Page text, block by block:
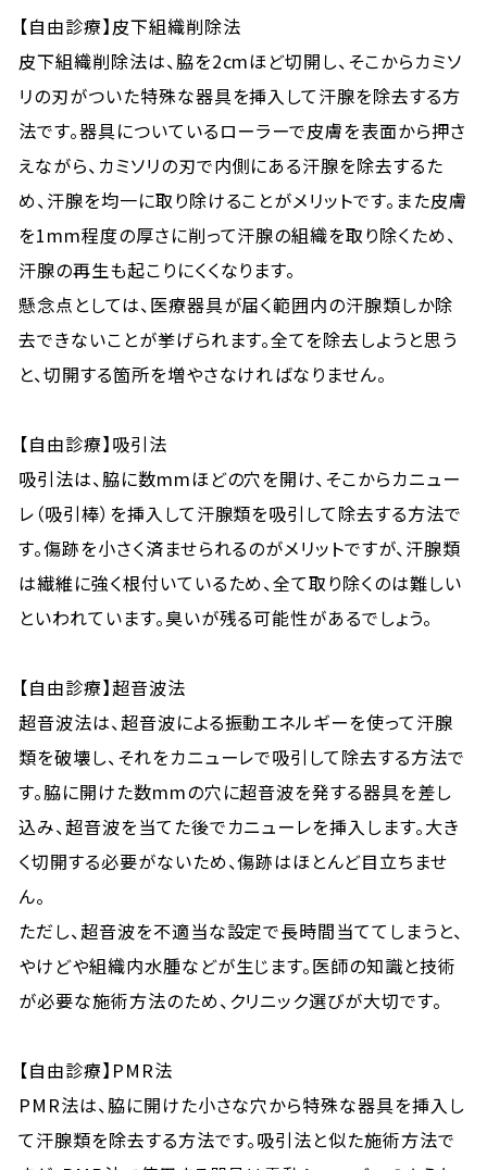
【自由診療】皮下組織削除法
皮下組織削除法は、脇を2cmほど切開し、そこからカミソ
リの刃がついた特殊な器具を挿入して汗腺を除去する方
法です。器具についているローラーで皮膚を表面から押さ
えながら、カミソリの刃で内側にある汗腺を除去するた
め、汗腺を均一に取り除けることがメリットです。また皮膚
を1mm程度の厚さに削って汗腺の組織を取り除くため、
汗腺の再生も起こりにくくなります。
懸念点としては、医療器具が届く範囲内の汗腺類しか除
去できないことが挙げられます。全てを除去しようと思う
と、切開する箇所を増やさなければなりません。
【自由診療】吸引法
吸引法は、脇に数mmほどの穴を開け、そこからカニュー
レ（吸引棒）を挿入して汗腺類を吸引して除去する方法で
す。傷跡を小さく済ませられるのがメリットですが、汗腺類
は繊維に強く根付いているため、全て取り除くのは難しい
といわれています。臭いが残る可能性があるでしょう。
【自由診療】超音波法
超音波法は、超音波による振動エネルギーを使って汗腺
類を破壊し、それをカニューレで吸引して除去する方法で
す。脇に開けた数mmの穴に超音波を発する器具を差し
込み、超音波を当てた後でカニューレを挿入します。大き
く切開する必要がないため、傷跡はほとんど目立ちませ
ん。
ただし、超音波を不適当な設定で長時間当ててしまうと、
やけどや組織内水腫などが生じます。医師の知識と技術
が必要な施術方法のため、クリニック選びが大切です。
【自由診療】PMR法
PMR法は、脇に開けた小さな穴から特殊な器具を挿入し
て汗腺類を除去する方法です。吸引法と似た施術方法で